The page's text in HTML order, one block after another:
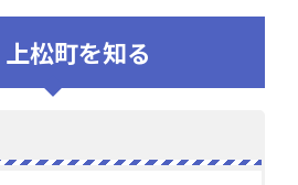
上松町を知る